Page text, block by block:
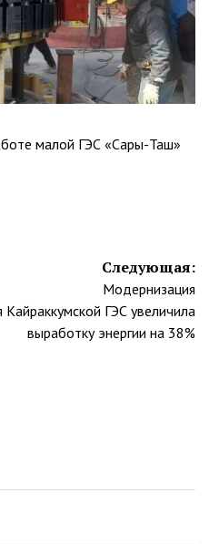
малой ГЭС «Сары-Таш»
Следующая:
Модернизация
Кайраккумской ГЭС увеличила
выработку энергии на 38%